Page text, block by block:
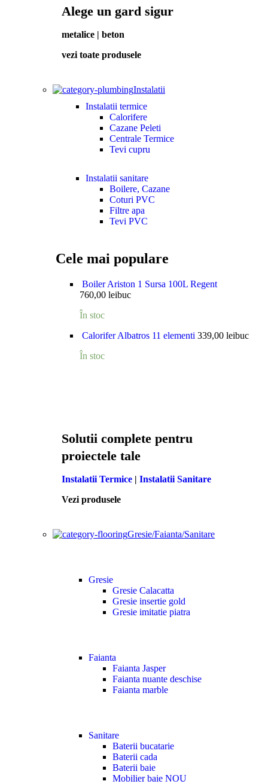
Alege un gard sigur
metalice | beton
vezi toate produsele
Instalatii
Instalatii termice
Calorifere
Cazane Peleti
Centrale Termice
Tevi cupru
Instalatii sanitare
Boilere, Cazane
Coturi PVC
Filtre apa
Tevi PVC
Cele mai populare
Boiler Ariston 1 Sursa 100L Regent
760,00 leibuc
În stoc
Calorifer Albatros 11 elementi 339,00 leibuc
În stoc
Solutii complete pentru
proiectele tale
Instalatii Termice | Instalatii Sanitare
Vezi produsele
Gresie/Faianta/Sanitare
Gresie
Gresie Calacatta
Gresie insertie gold
Gresie imitatie piatra
Faianta
Faianta Jasper
Faianta nuante deschise
Faianta marble
Sanitare
Baterii bucatarie
Baterii cada
Baterii baie
Mobilier baie NOU